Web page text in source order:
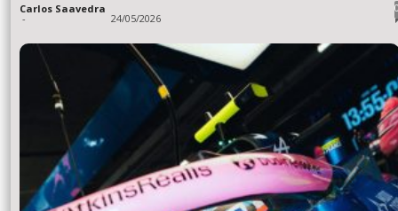
Carlos Saavedra
- 24/05/2026